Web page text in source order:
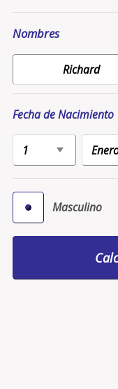
Nombres
Fecha de Nacimiento
Masculino